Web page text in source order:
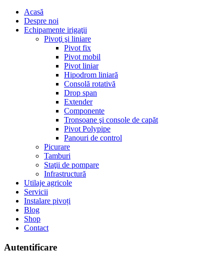
Acasă
Despre noi
Echipamente irigaţii
Pivoţi şi liniare
Pivot fix
Pivot mobil
Pivot liniar
Hipodrom liniară
Consolă rotativă
Drop span
Extender
Componente
Tronsoane şi console de capăt
Pivot Polypipe
Panouri de control
Picurare
Tamburi
Staţii de pompare
Infrastructură
Utilaje agricole
Servicii
Instalare pivoți
Blog
Shop
Contact
Autentificare